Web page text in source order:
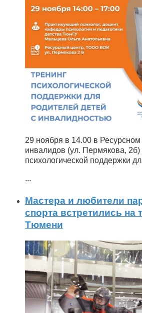
29 ноября в 14.00 в
инвалидов (ул. Пермякова, 2б)
психологической поддержки
...
Мастера и любители
спорта встретились на
Тюмени